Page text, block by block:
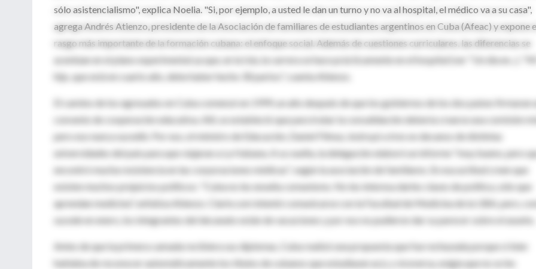
sólo asistencialismo", explica Noelia. "Si, por ejemplo, a usted le dan un turno y no va al hospital, el médico va a su casa",
agrega Andrés Atienzo, presidente de la Asociación de familiares de estudiantes argentinos en Cuba (Afeac) y expone
rasgo más importante de la formación cubana: el enfoque social. Además de cuestiones curriculares, las diferencias se
acentúan en el plano experimental ya que, en la Isla, la carrera se hace prácticamente en el hospital (ver "Un día en...). "Mi
hijo, que está en cuarto año, debe haber hecho 30 partos", cuenta Atienzo.
El camino de los egresados en Cuba comenzó en 1999, un año después de que los gobiernos de los dos países firmaran
convenio de cooperación educativa. Allí, se estableció que para tratar la convalidación debería crearse una comisión
pero eso nunca sucedió. Por eso, el ministro de Educación, Daniel Filmus, instruyó a tres ex decanos de distintas
universidades del país para que viajaran a La Habana. A su vuelta, la delegación elaboró un informe "muy bueno, pero
encontró mucha resistencia en las corporaciones médicas", según la asociación de familiares. En esa actitud creen que
existen muchos prejuicios políticos: "Cuba no les enseña comunismo. No les interesa darles clases de política, sólo que
aprendan medicina", enfatiza Atienzo. Clarín.com intentó comunicarse con la Facultad de Medicina de la UBA, pero,
sucede en enero, los integrantes del decanato están de vacaciones y por eso no pudieron dar su parecer sobre el asunto.
Antes de que la primera camada recibiera sus diplomas, Cuba realizó una propuesta que fue rechazada porque si bien
hablaba de reconocer automáticamente los títulos de cubanos que estudiasen acá, y viceversa, exigía que no se les